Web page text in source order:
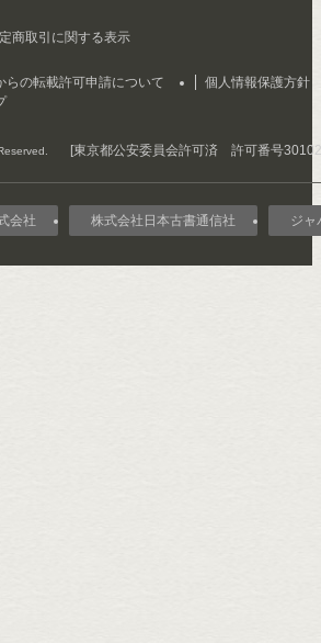
商取引に関する表示
らの転載許可申請について
個人情報保護方針
[東京都公安委員会許可済 許可番号
会社 株式会社日本古書通信社 ジャ